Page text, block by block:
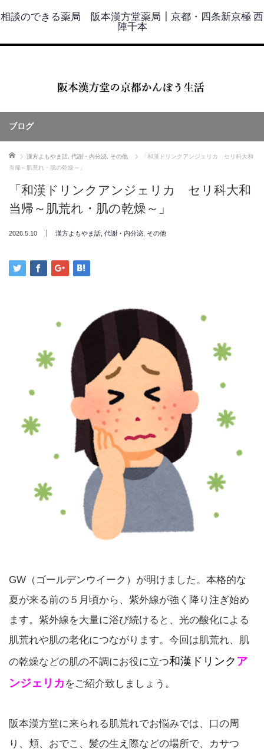
相談のできる薬局 阪本漢方堂薬局┃京都・四条新京極 西
陣千本
ブログ
ホーム 漢方よもやま話 代謝・内分泌 その他
「和漢ドリンクアンジェリカ セリ科大和
当帰～肌荒れ・肌の乾燥～」
「和漢ドリンクアンジェリカ セリ科大和
当帰～肌荒れ・肌の乾燥～」
2026.5.10 漢方よもやま話 代謝・内分泌 その他
GW（ゴールデンウイーク）が明けました。本格的な
夏が来る前の５月頃から、紫外線が強く降り注ぎ始め
ます。紫外線を大量に浴び続けると、光の酸化による
肌荒れや肌の老化につながります。今回は肌荒れ、肌
の乾燥などの肌の不調にお役に立つ和漢ドリンクア
ンジェリカ をご紹介致しましょう。
阪本漢方堂に来られる肌荒れでお悩みでは、口の周
り、頬、おでこ、髪の生え際などの場所で、カサつ